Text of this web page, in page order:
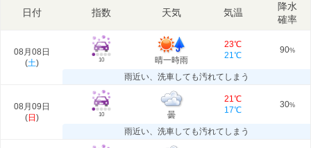
日付 指数 天気 気温
降水
確率
08月08日
(土) 10 晴一時雨
23℃
21℃
90%
雨近い、洗車しても汚れてしまう
08月09日
(日 ) 10 曇
21℃
17℃
30%
雨近い、洗車しても汚れてしまう